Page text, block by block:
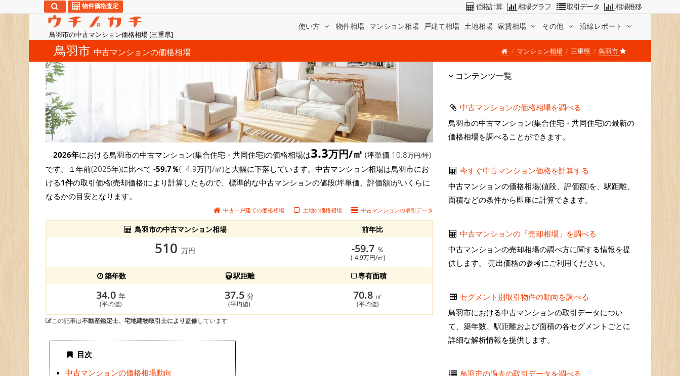
鳥羽市の中古マンション価格相場 [三重県]
使い方 物件相場 マンション相場 戸建て相場 土地相場 家賃相場 その他 沿線レポート
物件価格査定 価格計算 相場グラフ 取引データ 相場推移
鳥羽市 中古マンションの価格相場 マンション相場 三重県 鳥羽市
2026年における鳥羽市の中古マンション(集合住宅・共同住宅)の価格相場は3.3万円/㎡ (坪単価 10.8万円/坪)
です。１年前(2025年)に比べて -59.7％( -4.9万円/㎡)と大幅に下落しています。中古マンション相場は鳥羽市にお
ける1件の取引価格(売却価格)により計算したもので、標準的な中古マンションの値段(坪単価、評価額)がいくらに
なるかの目安となります。
中古一戸建ての価格相場 土地の価格相場 中古マンションの取引データ
鳥羽市の中古マンション相場 前年比
510 万円 -59.7 ％
(-4.9万円/㎡)
築年数 駅距離 専有面積
34.0 年
(平均値)
37.5 分
(平均値)
70.8 ㎡
(平均値)
この記事は不動産鑑定士、宅地建物取引士により監修しています
目次
中古マンションの価格相場動向
コンテンツ一覧
中古マンションの価格相場を調べる
鳥羽市の中古マンション(集合住宅・共同住宅)の最新の
価格相場を調べることができます。
今すぐ中古マンション価格を計算する
中古マンションの価格相場(値段、評価額)を、駅距離、
面積などの条件から即座に計算できます。
中古マンションの「売却相場」を調べる
中古マンションの売却相場の調べ方に関する情報を提
供します。 売出価格の参考にご利用ください。
セグメント別取引物件の動向を調べる
鳥羽市における中古マンションの取引データについ
て、築年数、駅距離および面積の各セグメントごとに
詳細な解析情報を提供します。
鳥羽市の過去の取引データを調べる